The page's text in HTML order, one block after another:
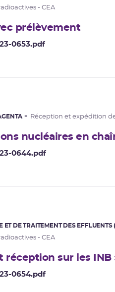
- CEA
prélèvement
0653.pdf
Réception et expédition
nucléaires en
0644.pdf
ET DE TRAITEMENT DES EFFLUENTS
- CEA
réception sur les
0654.pdf